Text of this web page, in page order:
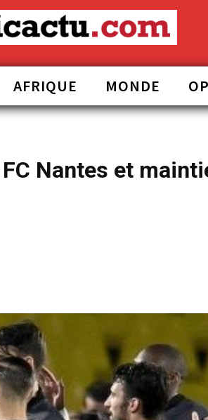
AFRIQUE MONDE
Nantes et